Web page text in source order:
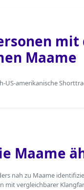
mit
Maame
US-amerikanische
Maame
nah zu Maame
mit vergleichbarer